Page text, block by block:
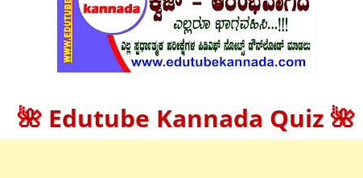
🌺 Edutube Kannada Quiz 🌺